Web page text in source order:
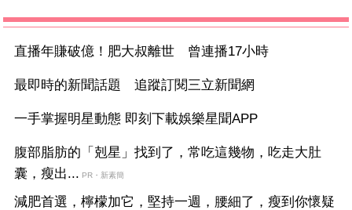
直播年賺破億！肥大叔離世 曾連播17小時
最即時的新聞話題 追蹤訂閱三立新聞網
一手掌握明星動態 即刻下載娛樂星聞APP
腹部脂肪的「剋星」找到了，常吃這幾物，吃走大肚
囊，瘦出... PR・新素簡
減肥首選，檸檬加它，堅持一週，腰細了，瘦到你懷疑